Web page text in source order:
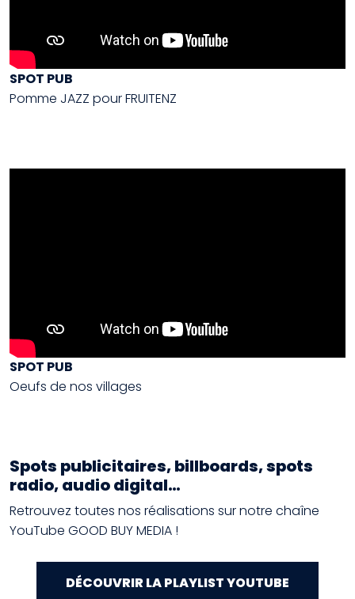
SPOT PUB
Pomme JAZZ pour FRUITENZ
SPOT PUB
Oeufs de nos villages
Spots publicitaires, billboards, spots
radio, audio digital…
Retrouvez toutes nos réalisations sur notre chaîne
YouTube GOOD BUY MEDIA !
DÉCOUVRIR LA PLAYLIST YOUTUBE